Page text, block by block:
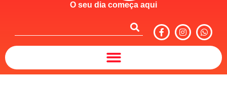
O seu dia começa aqui